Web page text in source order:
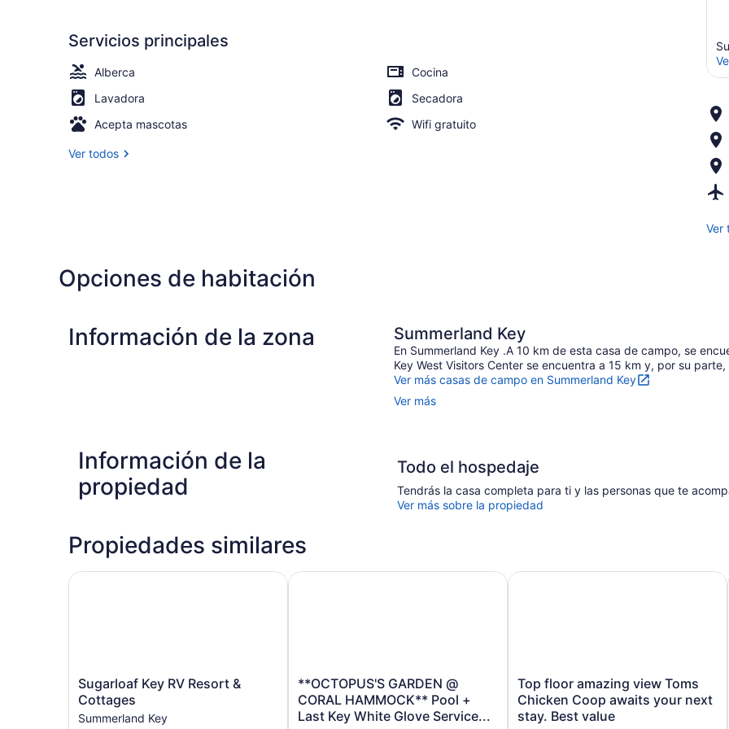
Servicios principales
Alberca
Cocina
Lavadora
Secadora
Acepta mascotas
Wifi gratuito
Ver todos
Ver
Opciones de habitación
Información de la zona Summerland Key
En Summerland Key .A 10 km de esta casa de campo, se
Key West Visitors Center se encuentra a 15 km y, por su
Ver más casas de campo en Summerland Key
Ver más
Información de la
propiedad
Todo el hospedaje
Tendrás la casa completa para ti y las personas que te
Ver más sobre la propiedad
Propiedades similares
Sugarloaf
Key
RV
Resort
Sugarloaf Key RV Resort &
Cottages
Summerland Key
Sugarloaf Key RV Resort & Cottages
**OCTOPUS'S
GARDEN
@
CORAL
**OCTOPUS'S GARDEN @
CORAL HAMMOCK** Pool +
Last Key White Glove Service...
**OCTOPUS'S GARDEN @ CORAL HAMMOCK** Pool + Last Key White
Top
floor
amazing
view
Top floor amazing view Toms
Chicken Coop awaits your next
stay. Best value
Top floor amazing view Toms